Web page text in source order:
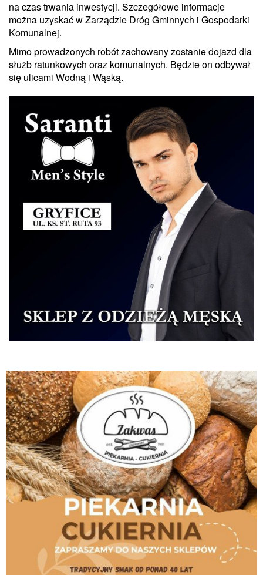
na czas trwania inwestycji. Szczegółowe informacje
można uzyskać w Zarządzie Dróg Gminnych i Gospodarki
Komunalnej.
Mimo prowadzonych robót zachowany zostanie dojazd dla
służb ratunkowych oraz komunalnych. Będzie on odbywał
się ulicami Wodną i Wąską.